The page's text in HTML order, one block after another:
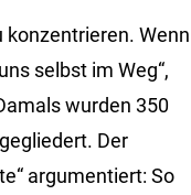
Wenn
selbst im Weg“,
wurden 350
Der
argumentiert: So